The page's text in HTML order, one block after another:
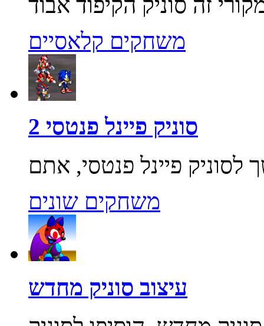
משחקים קלאסיים
סוניק פיינל פנטסי 2
משחקים שונים
עיצוב סוניק מחדש